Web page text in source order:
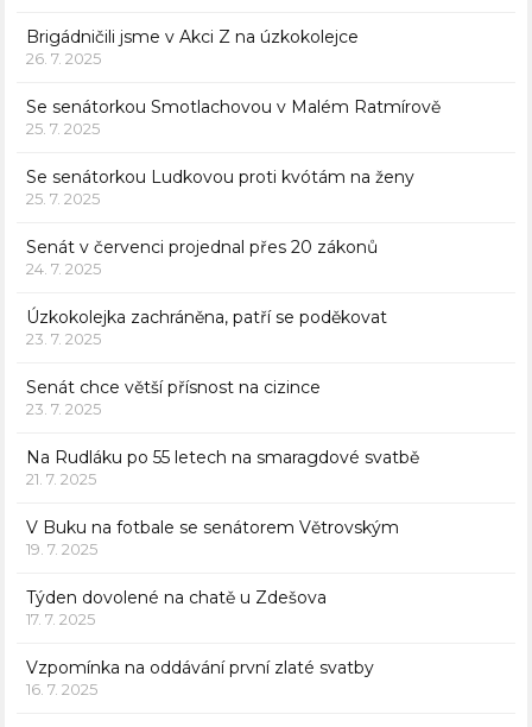
Brigádničili jsme v Akci Z na úzkokolejce
26. 7. 2025
Se senátorkou Smotlachovou v Malém Ratmírově
25. 7. 2025
Se senátorkou Ludkovou proti kvótám na ženy
25. 7. 2025
Senát v červenci projednal přes 20 zákonů
24. 7. 2025
Úzkokolejka zachráněna, patří se poděkovat
23. 7. 2025
Senát chce větší přísnost na cizince
23. 7. 2025
Na Rudláku po 55 letech na smaragdové svatbě
21. 7. 2025
V Buku na fotbale se senátorem Větrovským
19. 7. 2025
Týden dovolené na chatě u Zdešova
17. 7. 2025
Vzpomínka na oddávání první zlaté svatby
16. 7. 2025